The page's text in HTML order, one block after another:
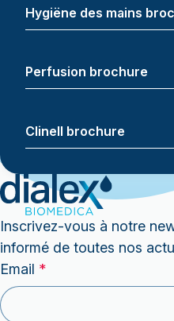
Hygiëne des mains
Perfusion brochure
Clinell brochure
Inscrivez-vous à notre
informé de toutes nos
Email
Email
*
Email *